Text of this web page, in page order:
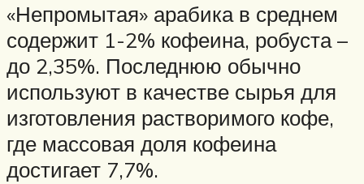
«Непромытая» арабика в среднем
содержит 1-2% кофеина, робуста –
до 2,35%. Последнюю обычно
используют в качестве сырья для
изготовления растворимого кофе,
где массовая доля кофеина
достигает 7,7%.